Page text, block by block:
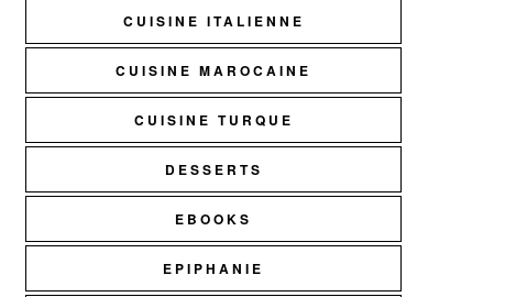
CUISINE ITALIENNE
CUISINE MAROCAINE
CUISINE TURQUE
DESSERTS
EBOOKS
EPIPHANIE